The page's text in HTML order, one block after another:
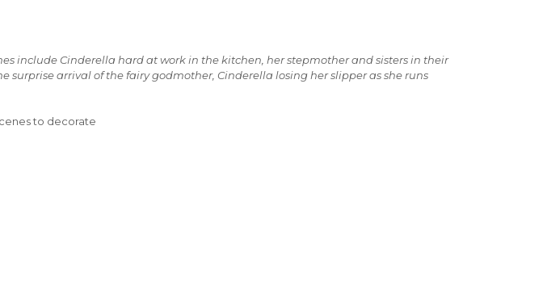
include Cinderella hard at work in the kitchen, her stepmother and sisters in their
arrival of the fairy godmother, Cinderella losing her slipper as she runs
to decorate